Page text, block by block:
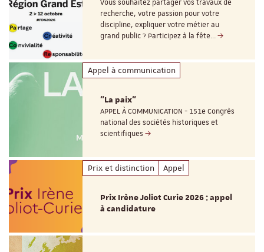
Vous souhaitez partager vos travaux de
recherche, votre passion pour votre
discipline, expliquer votre métier au
grand public ? Participez à la fête…
Appel à communication
"La paix"
APPEL À COMMUNICATION - 151e Congrès
national des sociétés historiques et
scientifiques
Prix et distinction Appel
Prix Irène Joliot Curie 2026 : appel
à candidature